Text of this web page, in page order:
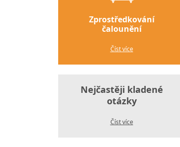
Zprostředkování
čalounění
Číst více
Nejčastěji kladené
otázky
Číst více